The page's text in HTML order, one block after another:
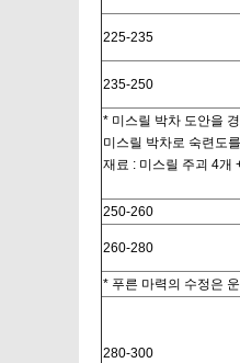
225-235
235-250
* 미스릴 박차 도안을
미스릴 박차로 숙련도
재료 : 미스릴 주괴 4개
250-260
260-280
* 푸른 마력의 수정은
280-300